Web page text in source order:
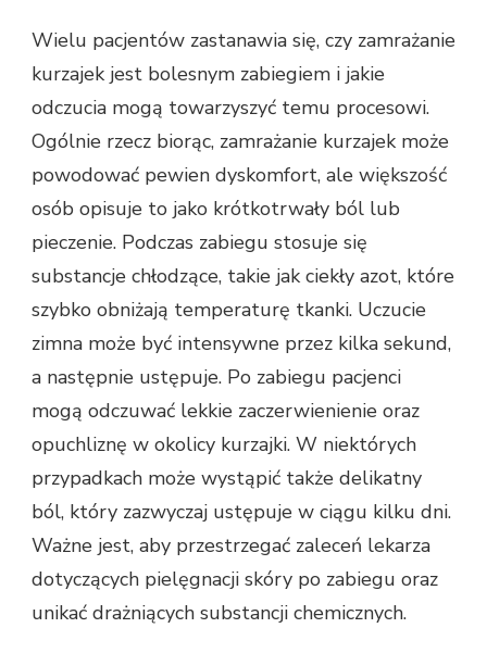
Wielu pacjentów zastanawia się, czy zamrażanie
kurzajek jest bolesnym zabiegiem i jakie
odczucia mogą towarzyszyć temu procesowi.
Ogólnie rzecz biorąc, zamrażanie kurzajek może
powodować pewien dyskomfort, ale większość
osób opisuje to jako krótkotrwały ból lub
pieczenie. Podczas zabiegu stosuje się
substancje chłodzące, takie jak ciekły azot, które
szybko obniżają temperaturę tkanki. Uczucie
zimna może być intensywne przez kilka sekund,
a następnie ustępuje. Po zabiegu pacjenci
mogą odczuwać lekkie zaczerwienienie oraz
opuchliznę w okolicy kurzajki. W niektórych
przypadkach może wystąpić także delikatny
ból, który zazwyczaj ustępuje w ciągu kilku dni.
Ważne jest, aby przestrzegać zaleceń lekarza
dotyczących pielęgnacji skóry po zabiegu oraz
unikać drażniących substancji chemicznych.